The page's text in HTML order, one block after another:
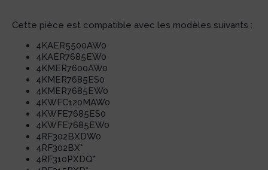
Cette pièce est compatible avec les modèles suivants :
4KAER5500AW0
4KAER7685EW0
4KMER7600AW0
4KMER7685ES0
4KMER7685EW0
4KWFC120MAW0
4KWFE7685ES0
4KWFE7685EW0
4RF302BXDW0
4RF302BX*
4RF310PXDQ*